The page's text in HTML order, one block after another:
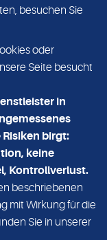
besuchen Sie
oder
Seite besucht
in
birgt:
keine
Kontrollverlust.
beschriebenen
mit Wirkung für die
Sie in unserer